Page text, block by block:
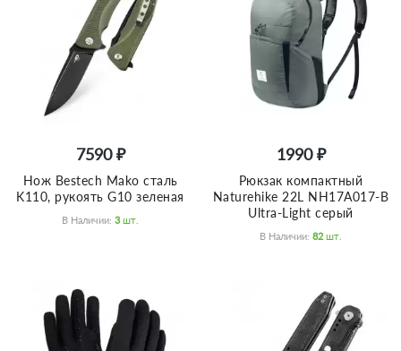
7590 ₽
Нож Bestech Mako сталь
K110, рукоять G10 зеленая
В Наличии: 3 Шт.
1990 ₽
Рюкзак компактный
Naturehike 22L NH17A017-B
Ultra-Light серый
В Наличии: 82 Шт.